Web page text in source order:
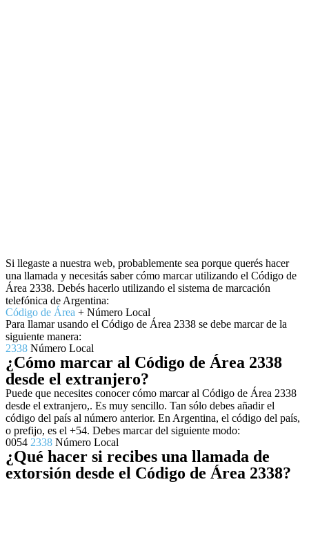
Si llegaste a nuestra web, probablemente sea porque querés hacer
una llamada y necesitás saber cómo marcar utilizando el Código de
Área 2338. Debés hacerlo utilizando el sistema de marcación
telefónica de Argentina:
Código de Área + Número Local
Para llamar usando el Código de Área 2338 se debe marcar de la
siguiente manera:
2338 Número Local
¿Cómo marcar al Código de Área 2338
desde el extranjero?
Puede que necesites conocer cómo marcar al Código de Área 2338
desde el extranjero,. Es muy sencillo. Tan sólo debes añadir el
código del país al número anterior. En Argentina, el código del país,
o prefijo, es el +54. Debes marcar del siguiente modo:
0054 2338 Número Local
¿Qué hacer si recibes una llamada de
extorsión desde el Código de Área 2338?